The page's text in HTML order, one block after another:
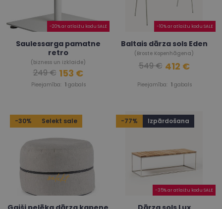
-20% ar atlaižu kodu SALE
Saulessarga pamatne
retro
(bizness un izklaide)
Pieejamība: 1 gabals
249 € 153 €
-10% ar atlaižu kodu SALE
Baltais dārza sols Eden
(Broste Kopenhāgena)
Pieejamība: 1 gabals
549 € 412 €
-30% Selekt sale -77% Izpārdošana
-35% ar atlaižu kodu SALE